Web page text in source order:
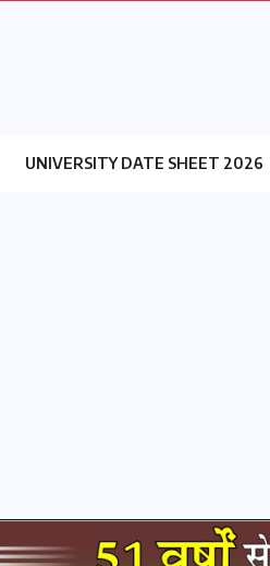
UNIVERSITY DATE SHEET 2026